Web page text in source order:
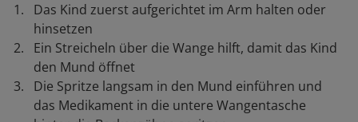
Das Kind zuerst aufgerichtet im Arm halten oder
hinsetzen
Ein Streicheln über die Wange hilft, damit das Kind
den Mund öffnet
Die Spritze langsam in den Mund einführen und
das Medikament in die untere Wangentasche